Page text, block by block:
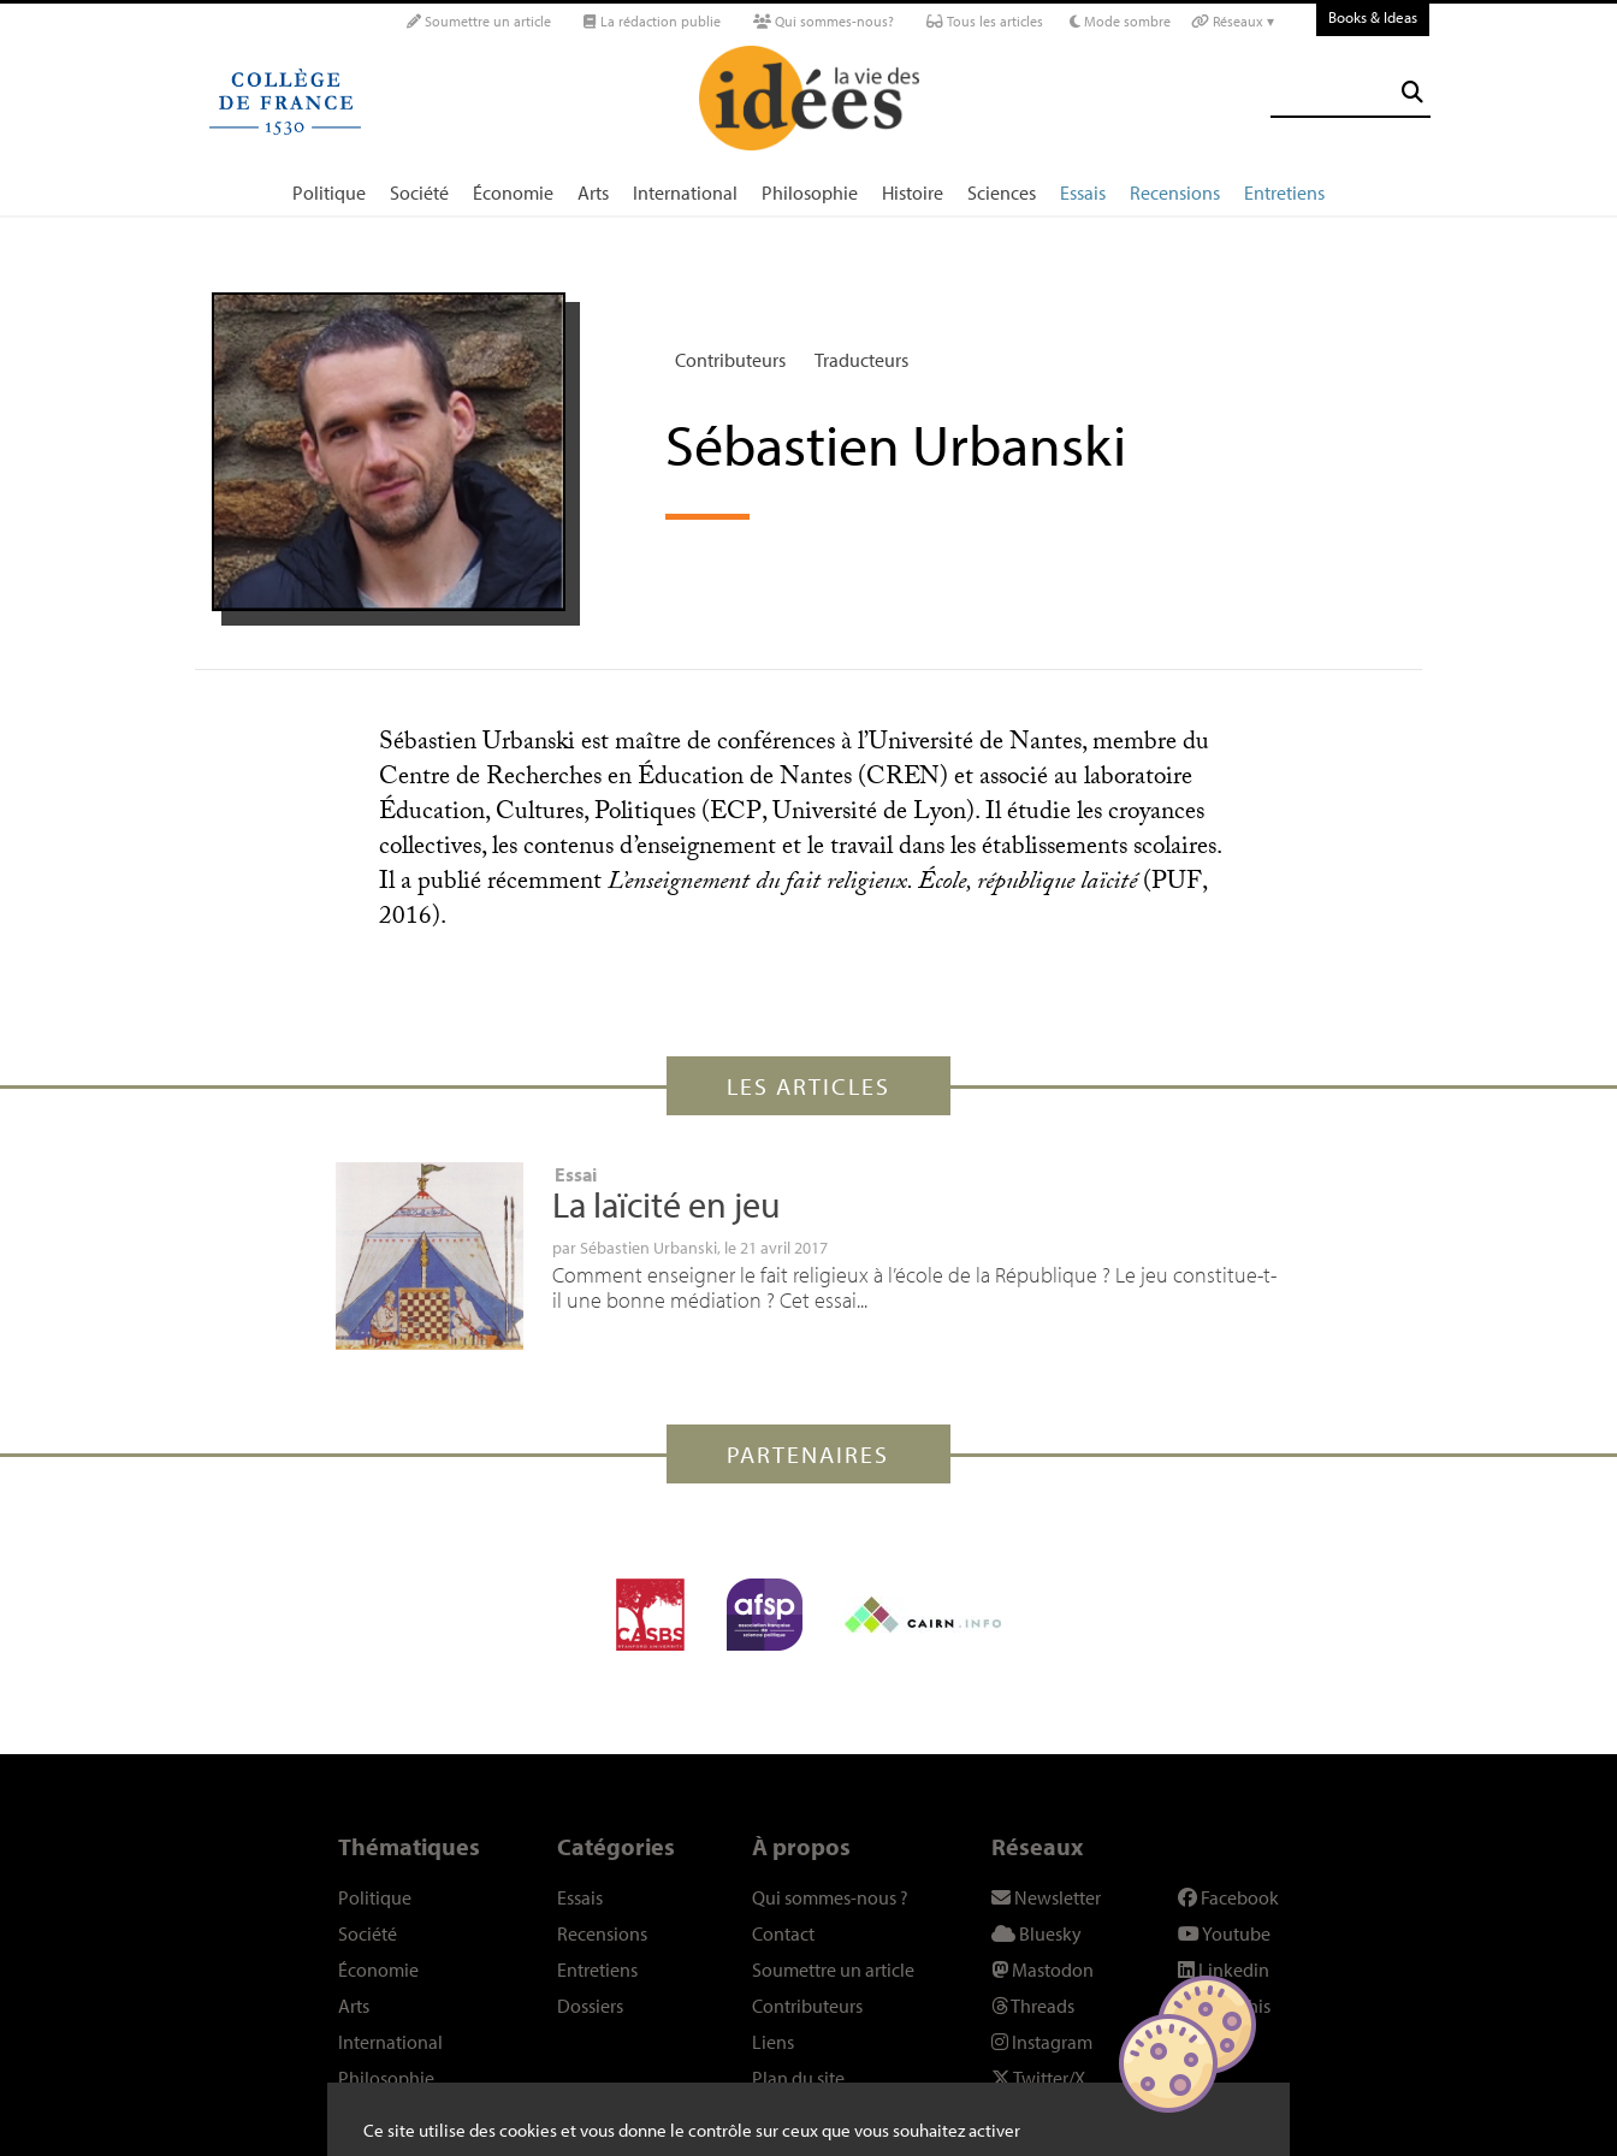
Ce site utilise des cookies et vous donne le contrôle sur ceux que vous souhaitez activer
Soumettre un article La rédaction publie Qui sommes-nous? Tous les articles Mode sombre Réseaux ▾ Books & Ideas
Politique Société Économie Arts International Philosophie Histoire Sciences Essais Recensions Entretiens
Contributeurs Traducteurs
Sébastien Urbanski
Sébastien Urbanski est maître de conférences à l’Université de Nantes, membre du
Centre de Recherches en Éducation de Nantes (CREN) et associé au laboratoire
Éducation, Cultures, Politiques (ECP, Université de Lyon). Il étudie les croyances
collectives, les contenus d’enseignement et le travail dans les établissements scolaires.
Il a publié récemmentL’enseignement du fait religieux. École, république laïcité(PUF,
2016).
LES ARTICLES
Essai
La laïcité en jeu
par Sébastien Urbanski, le 21 avril 2017
Comment enseigner le fait religieux à l’école de la République ? Le jeu constitue-t-
il une bonne médiation ? Cet essai...
PARTENAIRES
Thématiques
Politique
Société
Économie
Arts
International
Philosophie
Catégories
Essais
Recensions
Entretiens
Dossiers
À propos
Qui sommes-nous ?
Contact
Soumettre un article
Contributeurs
Liens
Plan du site
Réseaux
Newsletter
Bluesky
Mastodon
Threads
Instagram
Twitter/X
Facebook
Youtube
Linkedin
SeenThis
Fil RSS